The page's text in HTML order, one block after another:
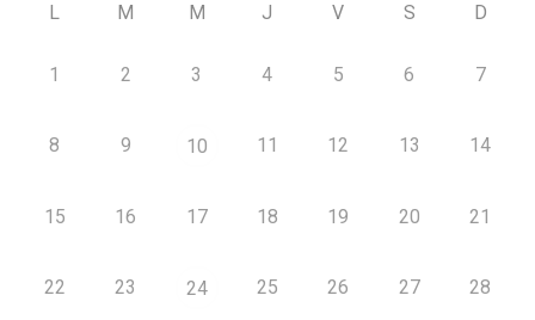
L M M J V S D
1 2 3 4 5 6 7
8 9 10 11 12 13 14
15 16 17 18 19 20 21
22 23 24 25 26 27 28